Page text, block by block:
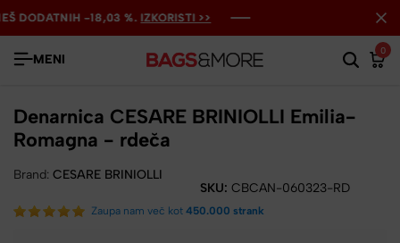
DODATNIH -18,03 %.IZKORISTI >>
DODATNIH -18,03 %.IZKORISTI >>
DODATNIH -18,03 %.IZKORISTI >>
MENI
0
Denarnica CESARE BRINIOLLI Emilia-
Romagna - rdeča
Brand: CESARE BRINIOLLI
SKU: CBCAN-060323-RD
Zaupa nam več kot 450.000 strank